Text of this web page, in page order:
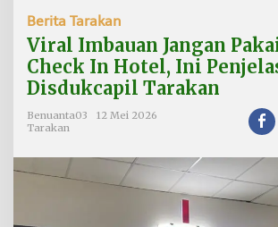
a
l
I
m
a
n
Berita Tarakan
Viral Imbauan Jangan
Check In Hotel, Ini
Disdukcapil Tarakan
Benuanta03
12 Mei 2026
Tarakan